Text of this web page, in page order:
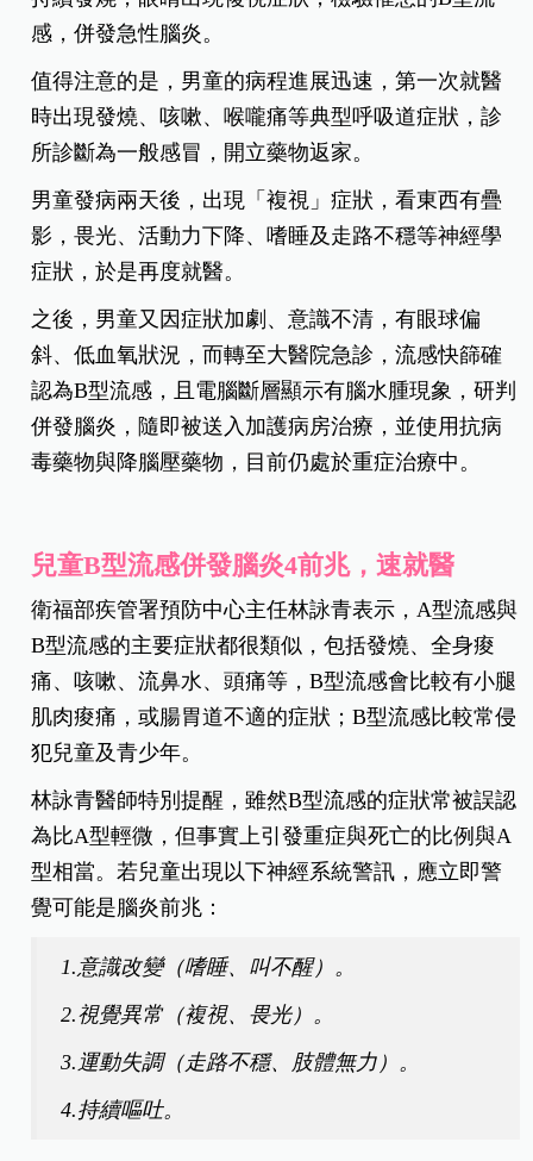
感，併發急性腦炎。
值得注意的是，男童的病程進展迅速，第一次就醫
時出現發燒、咳嗽、喉嚨痛等典型呼吸道症狀，診
所診斷為一般感冒，開立藥物返家。
男童發病兩天後，出現「複視」症狀，看東西有疊
影，畏光、活動力下降、嗜睡及走路不穩等神經學
症狀，於是再度就醫。
之後，男童又因症狀加劇、意識不清，有眼球偏
斜、低血氧狀況，而轉至大醫院急診，流感快篩確
認為B型流感，且電腦斷層顯示有腦水腫現象，研判
併發腦炎，隨即被送入加護病房治療，並使用抗病
毒藥物與降腦壓藥物，目前仍處於重症治療中。
兒童B型流感併發腦炎4前兆，速就醫
衛福部疾管署預防中心主任林詠青表示，A型流感與
B型流感的主要症狀都很類似，包括發燒、全身痠
痛、咳嗽、流鼻水、頭痛等，B型流感會比較有小腿
肌肉痠痛，或腸胃道不適的症狀；B型流感比較常侵
犯兒童及青少年。
林詠青醫師特別提醒，雖然B型流感的症狀常被誤認
為比A型輕微，但事實上引發重症與死亡的比例與A
型相當。若兒童出現以下神經系統警訊，應立即警
覺可能是腦炎前兆：
1.意識改變（嗜睡、叫不醒）。
2.視覺異常（複視、畏光）。
3.運動失調（走路不穩、肢體無力）。
4.持續嘔吐。